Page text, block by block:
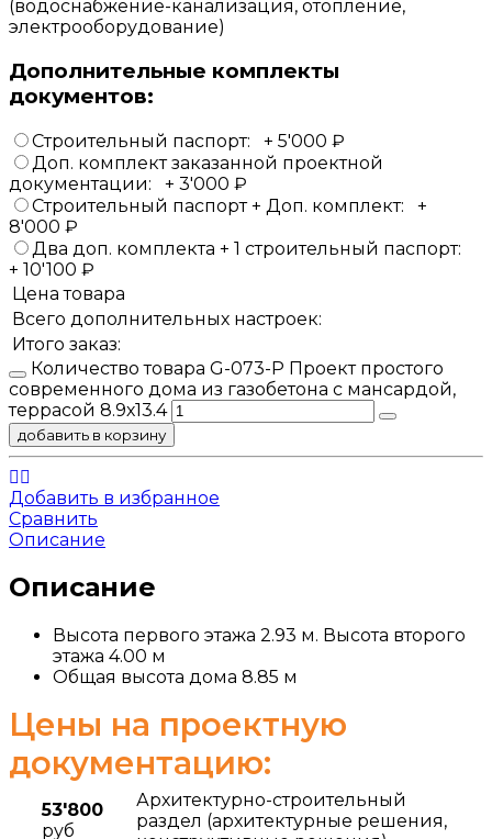
(водоснабжение-канализация, отопление,
электрооборудование)
Дополнительные комплекты
документов:
Строительный паспорт: + 5'000 ₽
Доп. комплект заказанной проектной
документации:
+ 3'000 ₽
Строительный паспорт + Доп. комплект:
+
8'000 ₽
Два доп. комплекта + 1 строительный паспорт:
+ 10'100 ₽
Цена товара
Всего дополнительных настроек:
Итого заказ:
Количество товара G-073-P Проект простого
современного дома из газобетона с мансардой,
террасой 8.9х13.4
добавить в корзину
Добавить в избранное
Сравнить
Описание
Описание
Высота первого этажа 2.93 м. Высота второго
этажа 4.00 м
Общая высота дома 8.85 м
Цены на проектную
документацию:
53'800
руб
Архитектурно-строительный
раздел (архитектурные решения,